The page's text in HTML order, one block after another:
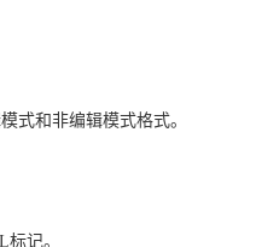
式和非编辑模式格式。
记。